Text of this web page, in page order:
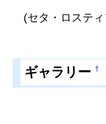
(セタ・ロステ
ギャラリー †